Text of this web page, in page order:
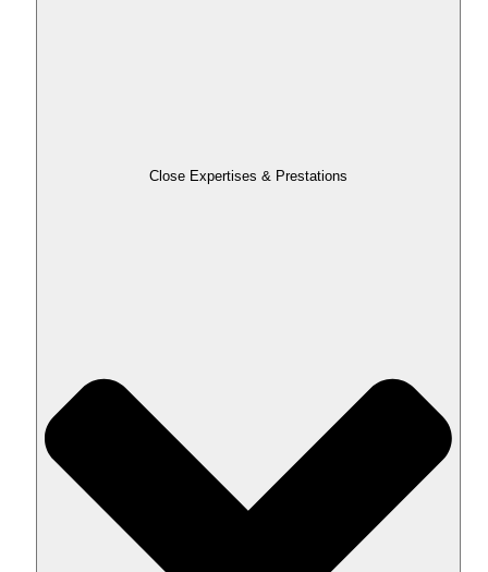
Close Expertises & Prestations